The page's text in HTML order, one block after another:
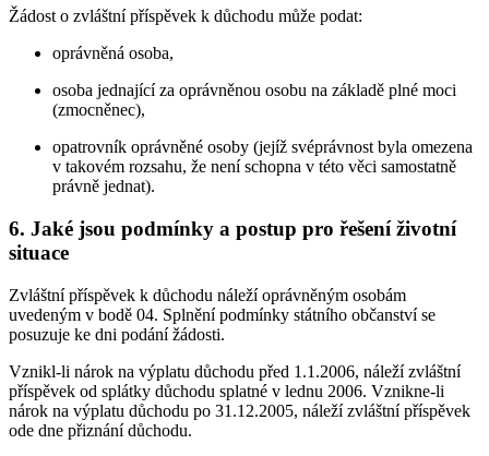
Žádost o zvláštní příspěvek k důchodu může podat:
oprávněná osoba,
osoba jednající za oprávněnou osobu na základě plné moci
(zmocněnec),
opatrovník oprávněné osoby (jejíž svéprávnost byla omezena
v takovém rozsahu, že není schopna v této věci samostatně
právně jednat).
6. Jaké jsou podmínky a postup pro řešení životní
situace
Zvláštní příspěvek k důchodu náleží oprávněným osobám
uvedeným v bodě 04. Splnění podmínky státního občanství se
posuzuje ke dni podání žádosti.
Vznikl-li nárok na výplatu důchodu před 1.1.2006, náleží zvláštní
příspěvek od splátky důchodu splatné v lednu 2006. Vznikne-li
nárok na výplatu důchodu po 31.12.2005, náleží zvláštní příspěvek
ode dne přiznání důchodu.